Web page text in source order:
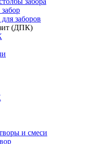
заборов
(ДПК)
и смеси